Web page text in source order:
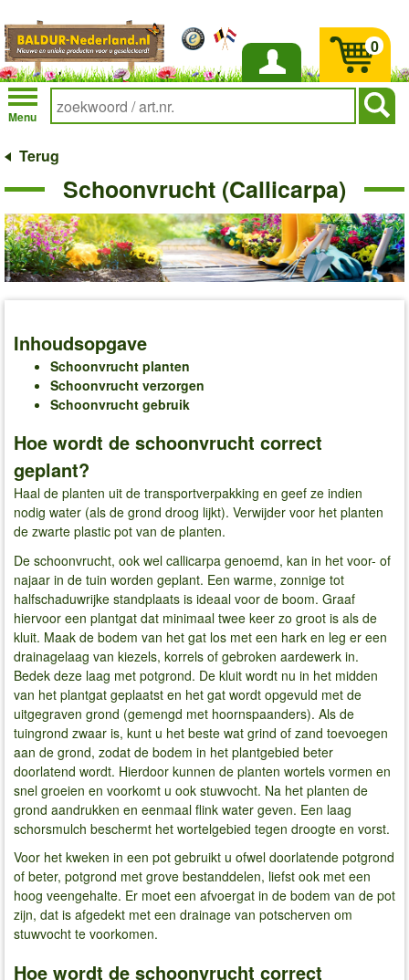
Inloggen
Menu
0
Terug
Schoonvrucht (Callicarpa)
Inhoudsopgave
Schoonvrucht planten
Schoonvrucht verzorgen
Schoonvrucht gebruik
Hoe wordt de schoonvrucht correct
geplant?
Haal de planten uit de transportverpakking en geef ze indien
nodig water (als de grond droog lijkt). Verwijder voor het planten
de zwarte plastic pot van de planten.
De schoonvrucht, ook wel callicarpa genoemd, kan in het voor- of
najaar in de tuin worden geplant. Een warme, zonnige tot
halfschaduwrijke standplaats is ideaal voor de boom. Graaf
hiervoor een plantgat dat minimaal twee keer zo groot is als de
kluit. Maak de bodem van het gat los met een hark en leg er een
drainagelaag van kiezels, korrels of gebroken aardewerk in.
Bedek deze laag met potgrond. De kluit wordt nu in het midden
van het plantgat geplaatst en het gat wordt opgevuld met de
uitgegraven grond (gemengd met hoornspaanders). Als de
tuingrond zwaar is, kunt u het beste wat grind of zand toevoegen
aan de grond, zodat de bodem in het plantgebied beter
doorlatend wordt. Hierdoor kunnen de planten wortels vormen en
snel groeien en voorkomt u ook stuwvocht. Na het planten de
grond aandrukken en eenmaal flink water geven. Een laag
schorsmulch beschermt het wortelgebied tegen droogte en vorst.
Voor het kweken in een pot gebruikt u ofwel doorlatende potgrond
of beter, potgrond met grove bestanddelen, liefst ook met een
hoog veengehalte. Er moet een afvoergat in de bodem van de pot
zijn, dat is afgedekt met een drainage van potscherven om
stuwvocht te voorkomen.
Hoe wordt de schoonvrucht correct